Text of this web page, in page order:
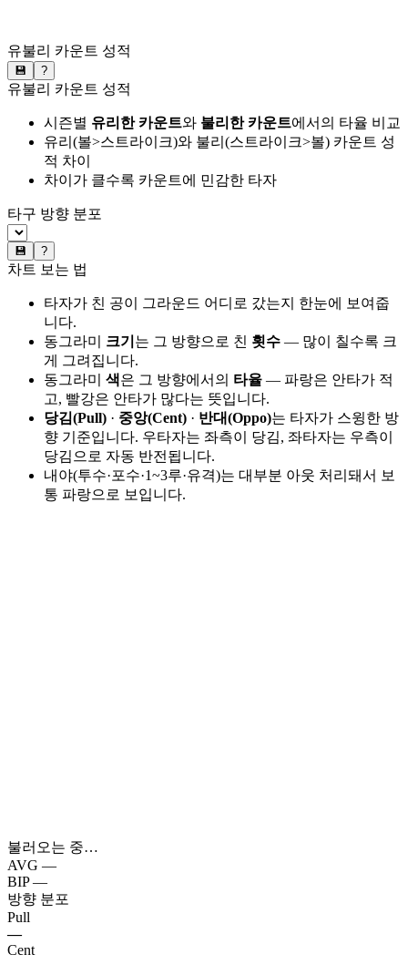
유불리 카운트 성적
💾 ?
유불리 카운트 성적
시즌별 유리한 카운트와 불리한 카운트에서의 타율 비교
유리(볼>스트라이크)와 불리(스트라이크>볼) 카운트 성
적 차이
차이가 클수록 카운트에 민감한 타자
타구 방향 분포
💾 ?
차트 보는 법
타자가 친 공이 그라운드 어디로 갔는지 한눈에 보여줍
니다.
동그라미 크기 는 그 방향으로 친 횟수 — 많이 칠수록 크
게 그려집니다.
동그라미 색은 그 방향에서의 타율 — 파랑은 안타가 적
고, 빨강은 안타가 많다는 뜻입니다.
당김(Pull) · 중앙(Cent) · 반대(Oppo)는 타자가 스윙한 방
향 기준입니다. 우타자는 좌측이 당김, 좌타자는 우측이
당김으로 자동 반전됩니다.
내야(투수·포수·1~3루·유격)는 대부분 아웃 처리돼서 보
통 파랑으로 보입니다.
불러오는 중…
AVG —
BIP —
방향 분포
Pull
—
Cent